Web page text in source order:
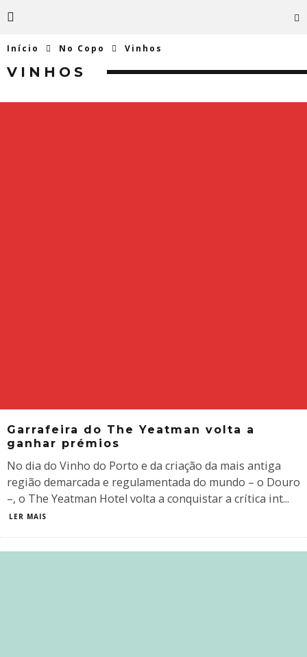
Início No Copo Vinhos
VINHOS
Garrafeira do The Yeatman volta a
ganhar prémios
No dia do Vinho do Porto e da criação da mais antiga
região demarcada e regulamentada do mundo – o Douro
–, o The Yeatman Hotel volta a conquistar a crítica int...
LER MAIS